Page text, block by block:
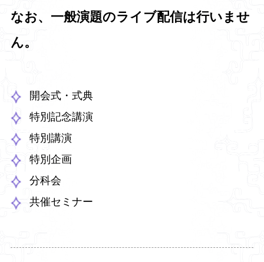
なお、一般演題のライブ配信は行いませ
ん。
開会式・式典
特別記念講演
特別講演
特別企画
分科会
共催セミナー